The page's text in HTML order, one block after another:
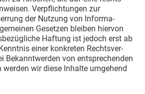
Verpflich­tungen zur
der Nutzung von Infor­ma­
Gesetzen bleiben hiervon
Haftung ist jedoch erst ab
einer konkreten Rechts­ver­
Bekannt­werden von entspre­chenden
werden wir diese Inhalte umgehend